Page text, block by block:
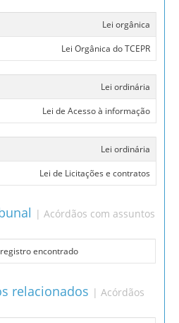
Lei orgânica
Lei Orgânica do TCEPR
Lei ordinária
Lei de Acesso à informação
Lei ordinária
Lei de Licitações e contratos
| Acórdãos com assuntos
encontrado
relacionados | Acórdãos